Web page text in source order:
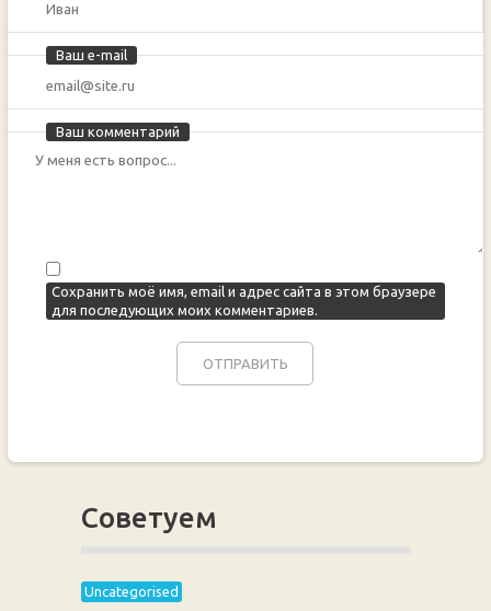
Ваш e-mail
Ваш комментарий
Сохранить моё имя, email и адрес сайта в этом браузере
для последующих моих комментариев.
Советуем
Uncategorised